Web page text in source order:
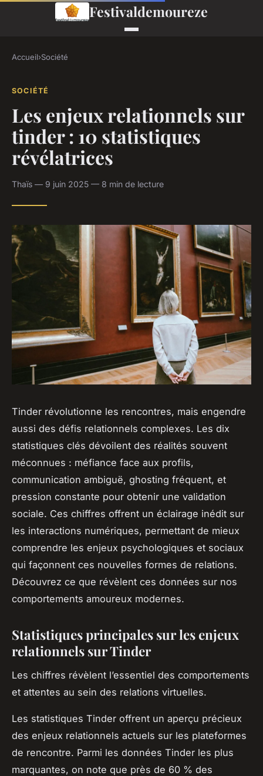
Festivaldemoureze
Accueil›Société
SOCIÉTÉ
Les enjeux relationnels sur
tinder : 10 statistiques
révélatrices
Thaïs — 9 juin 2025 — 8 min de lecture
Tinder révolutionne les rencontres, mais engendre
aussi des défis relationnels complexes. Les dix
statistiques clés dévoilent des réalités souvent
méconnues : méfiance face aux profils,
communication ambiguë, ghosting fréquent, et
pression constante pour obtenir une validation
sociale. Ces chiffres offrent un éclairage inédit sur
les interactions numériques, permettant de mieux
comprendre les enjeux psychologiques et sociaux
qui façonnent ces nouvelles formes de relations.
Découvrez ce que révèlent ces données sur nos
comportements amoureux modernes.
Statistiques principales sur les enjeux
relationnels sur Tinder
Les chiffres révèlent l’essentiel des comportements
et attentes au sein des relations virtuelles.
Les statistiques Tinder offrent un aperçu précieux
des enjeux relationnels actuels sur les plateformes
de rencontre. Parmi les données Tinder les plus
marquantes, on note que près de 60 % des